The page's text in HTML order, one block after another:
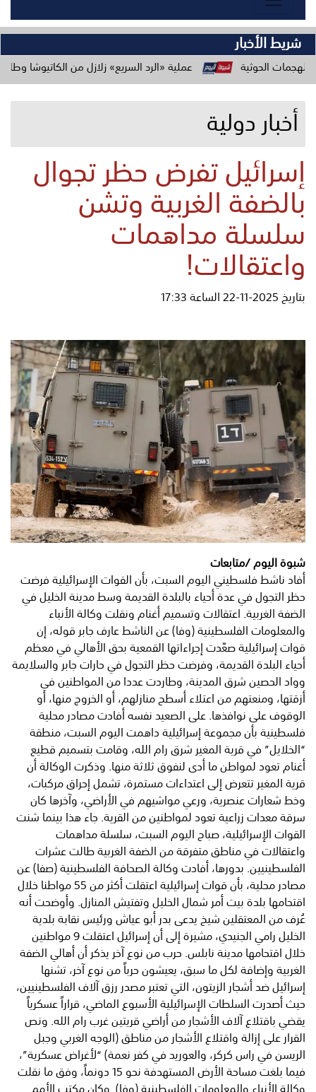
شريط الأخبار
عملية «الرد السريع» زلازل من الكاتيوشا وطائراتنا
أخبار دولية
إسرائيل تفرض حظر تجوال
بالضفة الغربية وتشن
سلسلة مداهمات
واعتقالات!
بتاريخ 2025-11-22 الساعة 17:33
شبوة اليوم /متابعات
أفاد ناشط فلسطيني اليوم السبت، بأن القوات الإسرائيلية فرضت
حظر التجول في عدة أحياء بالبلدة القديمة وسط مدينة الخليل في
الضفة الغربية. اعتقالات وتسميم أغنام ونقلت وكالة الأنباء
والمعلومات الفلسطينية (وفا) عن الناشط عارف جابر قوله، إن
قوات إسرائيلية صعّدت إجراءاتها القمعية بحق الأهالي في معظم
أحياء البلدة القديمة، وفرضت حظر التجول في حارات جابر والسلايمة
وواد الحصين شرق المدينة، وطاردت عددا من المواطنين في
أزقتها، ومنعتهم من اعتلاء أسطح منازلهم، أو الخروج منها، أو
الوقوف على نوافذها. على الصعيد نفسه أفادت مصادر محلية
فلسطينية بأن مجموعة إسرائيلية داهمت اليوم السبت، منطقة
“الخلايل” في قرية المغير شرق رام الله، وقامت بتسميم قطيع
أغنام تعود لمواطن ما أدى لنفوق ثلاثة منها. وذكرت الوكالة أن
قرية المغير تتعرض إلى اعتداءات مستمرة، تشمل إحراق مركبات،
وخط شعارات عنصرية، ورعي مواشيهم في الأراضي، وآخرها كان
سرقة معدات زراعية تعود لمواطنين من القرية. جاء هذا بينما شنت
القوات الإسرائيلية، صباح اليوم السبت، سلسلة مداهمات
واعتقالات في مناطق متفرقة من الضفة الغربية طالت عشرات
الفلسطينيين. بدورها، أفادت وكالة الصحافة الفلسطينية (صفا) عن
مصادر محلية، بأن قوات إسرائيلية اعتقلت أكثر من 55 مواطنا خلال
اقتحامها بلدة بيت أمر شمال الخليل وتفتيش المنازل. وأوضحت أنه
عُرف من المعتقلين شيخ يدعى بدر أبو عياش ورئيس نقابة بلدية
الخليل رامي الجنيدي، مشيرة إلى أن إسرائيل اعتقلت 9 مواطنين
خلال اقتحامها مدينة نابلس. حرب من نوع آخر يذكر أن أهالي الضفة
الغربية وإضافة لكل ما سبق، يعيشون حرباً من نوع آخر، تشنها
إسرائيل ضد أشجار الزيتون، التي تعتبر مصدر رزق آلاف الفلسطينيين،
حيث أصدرت السلطات الإسرائيلية الأسبوع الماضي، قراراً عسكرياً
يقضي باقتلاع آلاف الأشجار من أراضي قريتين غرب رام الله. ونص
القرار على إزالة واقتلاع الأشجار من مناطق (الوجه الغربي وجبل
الريسن في راس كركر، والعوريد في كفر نعمة) “لأغراض عسكرية”،
فيما بلغت مساحة الأرض المستهدفة نحو 15 دونماً، وفق ما نقلت